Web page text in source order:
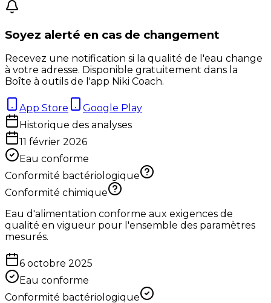
Soyez alerté en cas de changement
Recevez une notification si la qualité de l'eau change
à votre adresse. Disponible gratuitement dans la
Boîte à outils de l'app Niki Coach.
App Store
Google Play
Historique des analyses
11 février 2026
Eau conforme
Conformité bactériologique
Conformité chimique
Eau d'alimentation conforme aux exigences de
qualité en vigueur pour l'ensemble des paramètres
mesurés.
6 octobre 2025
Eau conforme
Conformité bactériologique